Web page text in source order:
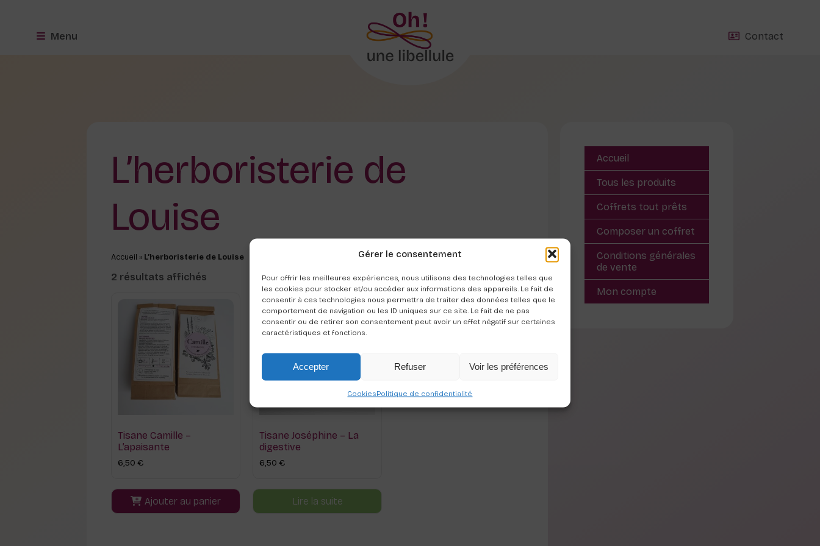
Gérer le consentement
Pour offrir les meilleures expériences, nous utilisons des technologies telles que
les cookies pour stocker et/ou accéder aux informations des appareils. Le fait de
consentir à ces technologies nous permettra de traiter des données telles que le
comportement de navigation ou les ID uniques sur ce site. Le fait de ne pas
consentir ou de retirer son consentement peut avoir un effet négatif sur certaines
caractéristiques et fonctions.
Accepter Refuser Voir les préférences
CookiesPolitique de confidentialité
Menu Contact
L’herboristerie de
Louise
Accueil » L’herboristerie de Louise
2 résultats affichés
Tisane Camille –
L’apaisante
6,50 €
Ajouter au panier
Tisane Joséphine – La
digestive
6,50€
Lire la suite
Accueil
Tous les produits
Coffrets tout prêts
Composer un coffret
Conditions générales
de vente
Mon compte